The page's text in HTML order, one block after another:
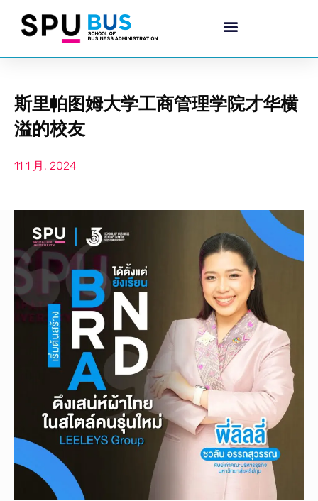
斯里帕图姆大学工商管理学院才华横
溢的校友
11 1 月, 2024